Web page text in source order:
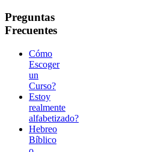
Preguntas
Frecuentes
Cómo
Escoger
un
Curso?
Estoy
realmente
alfabetizado?
Hebreo
Bíblico